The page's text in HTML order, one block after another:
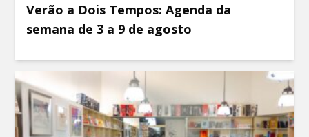
Verão a Dois Tempos: Agenda da
semana de 3 a 9 de agosto